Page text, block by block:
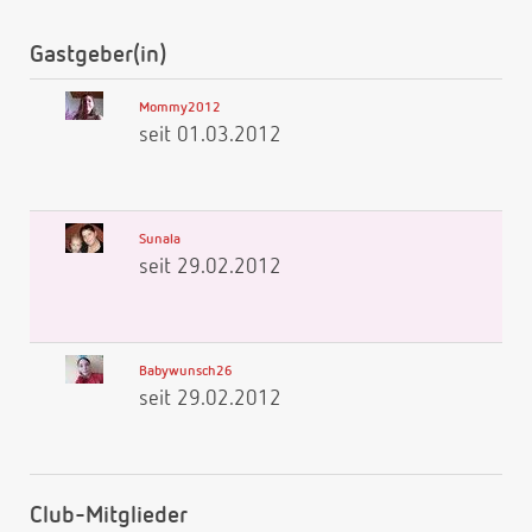
Gastgeber(in)
Mommy2012
seit 01.03.2012
Sunala
seit 29.02.2012
Babywunsch26
seit 29.02.2012
Club-Mitglieder